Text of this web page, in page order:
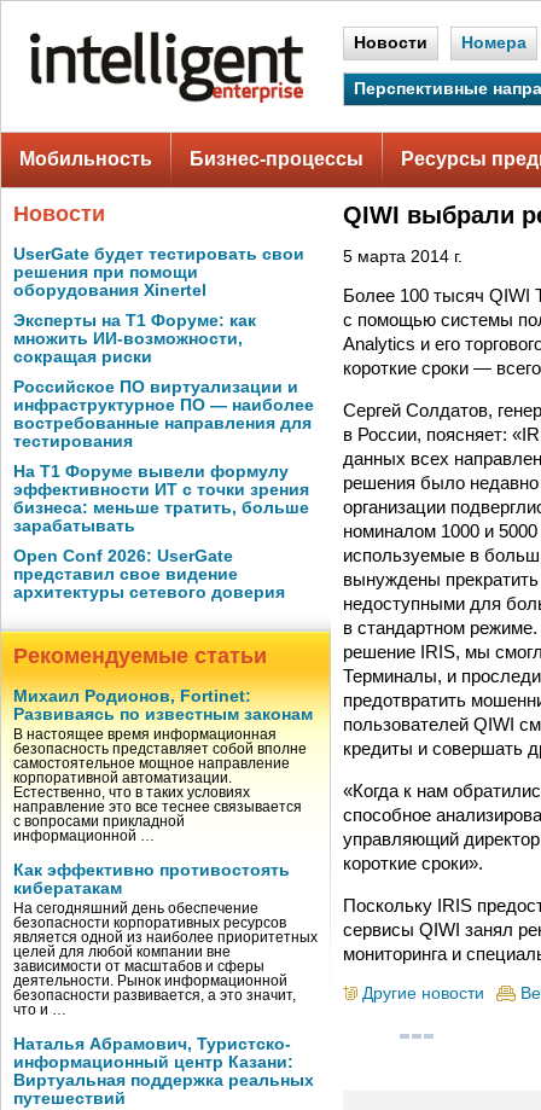
Новости Номера
Перспективные
Мобильность Бизнес-процессы Ресурсы
Новости
UserGate будет тестировать свои
решения при помощи
оборудования Xinertel
Эксперты на Т1 Форуме: как
множить ИИ-возможности,
сокращая риски
Российское ПО виртуализации и
инфраструктурное ПО — наиболее
востребованные направления для
тестирования
На Т1 Форуме вывели формулу
эффективности ИТ с точки зрения
бизнеса: меньше тратить, больше
зарабатывать
Open Conf 2026: UserGate
представил свое видение
архитектуры сетевого доверия
Рекомендуемые статьи
Михаил Родионов, Fortinet:
Развиваясь по известным законам
В настоящее время информационная
безопасность представляет собой вполне
самостоятельное мощное направление
корпоративной автоматизации.
Естественно, что в таких условиях
направление это все теснее связывается
с вопросами прикладной
информационной …
Как эффективно противостоять
кибератакам
На сегодняшний день обеспечение
безопасности корпоративных ресурсов
является одной из наиболее приоритетных
целей для любой компании вне
зависимости от масштабов и сферы
деятельности. Рынок информационной
безопасности развивается, а это значит,
что и …
Наталья Абрамович, Туристско-
информационный центр Казани:
Виртуальная поддержка реальных
путешествий
QIWI выбрали
5 марта 2014 г.
Более 100 тысяч QIWI
с помощью системы
Analytics и его
короткие сроки —
Сергей Солдатов,
в России, поясняет:
данных всех
решения было недавно
организации
номиналом 1000 и
используемые в
вынуждены
недоступными для
в стандартном
решение IRIS, мы
Терминалы, и
предотвратить
пользователей QIWI
кредиты и совершать
«Когда к нам
способное
управляющий
короткие сроки».
Поскольку IRIS
сервисы QIWI занял
мониторинга и
Другие новости